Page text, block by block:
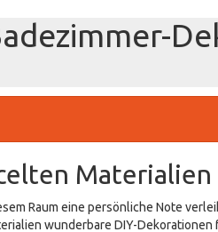
Materialien
Raum eine persönliche Note
wunderbare DIY-